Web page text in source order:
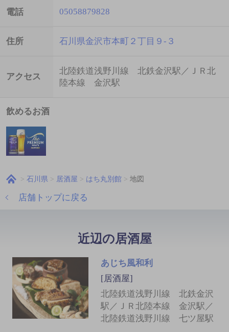
電話 05058879828
住所 石川県金沢市本町２丁目９-３
アクセス
北陸鉄道浅野川線 北鉄金沢駅／ＪＲ北
陸本線 金沢駅
飲めるお酒
石川県 居酒屋 はち丸別館 地図
店舗トップに戻る
近辺の居酒屋
あじち風和利
[居酒屋]
北陸鉄道浅野川線 北鉄金沢
駅／ＪＲ北陸本線 金沢駅／
北陸鉄道浅野川線 七ツ屋駅